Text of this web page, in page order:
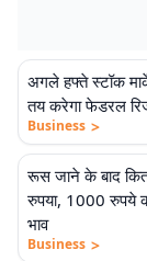
अगले हफ्ते स्टॉक
तय करेगा फेडरल
Business >
रूस जाने के बाद
रुपया, 1000 रुपये
भाव
Business >